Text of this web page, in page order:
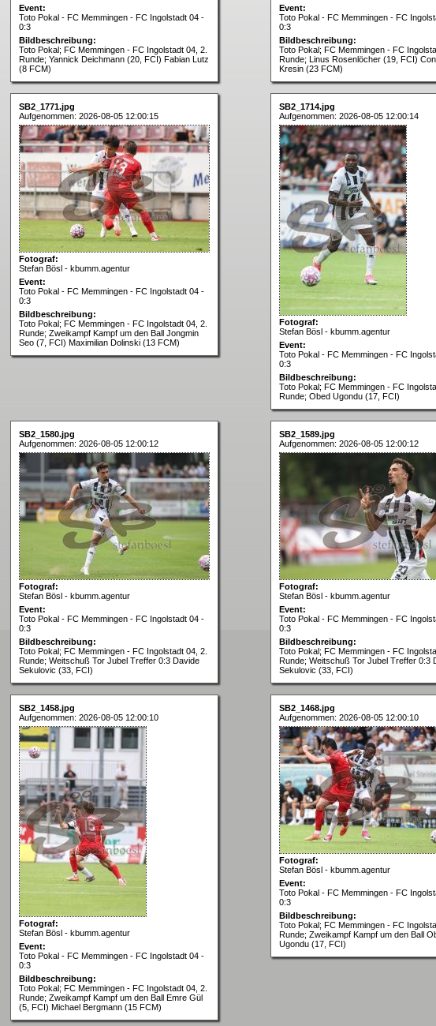
Event:
Toto Pokal - FC Memmingen - FC Ingolstadt 04 -
0:3
Bildbeschreibung:
Toto Pokal; FC Memmingen - FC Ingolstadt 04, 2.
Runde; Yannick Deichmann (20, FCI) Fabian Lutz
(8 FCM)
Event:
Toto Pokal - FC Memmingen - FC
0:3
Bildbeschreibung:
Toto Pokal; FC Memmingen - FC
Runde; Linus Rosenlöcher (19, FCI)
Kresin (23 FCM)
SB2_1771.jpg
Aufgenommen: 2026-08-05 12:00:15
Fotograf:
Stefan Bösl - kbumm.agentur
Event:
Toto Pokal - FC Memmingen - FC Ingolstadt 04 -
0:3
Bildbeschreibung:
Toto Pokal; FC Memmingen - FC Ingolstadt 04, 2.
Runde; Zweikampf Kampf um den Ball Jongmin
Seo (7, FCI) Maximilian Dolinski (13 FCM)
SB2_1714.jpg
Aufgenommen: 2026-08-05 12:00:14
Fotograf:
Stefan Bösl - kbumm.agentur
Event:
Toto Pokal - FC Memmingen - FC
0:3
Bildbeschreibung:
Toto Pokal; FC Memmingen - FC
Runde; Obed Ugondu (17, FCI)
SB2_1580.jpg
Aufgenommen: 2026-08-05 12:00:12
Fotograf:
Stefan Bösl - kbumm.agentur
Event:
Toto Pokal - FC Memmingen - FC Ingolstadt 04 -
0:3
Bildbeschreibung:
Toto Pokal; FC Memmingen - FC Ingolstadt 04, 2.
Runde; Weitschuß Tor Jubel Treffer 0:3 Davide
Sekulovic (33, FCI)
SB2_1589.jpg
Aufgenommen: 2026-08-05 12:00:12
Fotograf:
Stefan Bösl - kbumm.agentur
Event:
Toto Pokal - FC Memmingen - FC
0:3
Bildbeschreibung:
Toto Pokal; FC Memmingen - FC
Runde; Weitschuß Tor Jubel Treffer 0:3
Sekulovic (33, FCI)
SB2_1458.jpg
Aufgenommen: 2026-08-05 12:00:10
Fotograf:
Stefan Bösl - kbumm.agentur
Event:
Toto Pokal - FC Memmingen - FC Ingolstadt 04 -
0:3
Bildbeschreibung:
Toto Pokal; FC Memmingen - FC Ingolstadt 04, 2.
Runde; Zweikampf Kampf um den Ball Emre Gül
(5, FCI) Michael Bergmann (15 FCM)
SB2_1468.jpg
Aufgenommen: 2026-08-05 12:00:10
Fotograf:
Stefan Bösl - kbumm.agentur
Event:
Toto Pokal - FC Memmingen - FC
0:3
Bildbeschreibung:
Toto Pokal; FC Memmingen - FC
Runde; Zweikampf Kampf um den Ball
Ugondu (17, FCI)